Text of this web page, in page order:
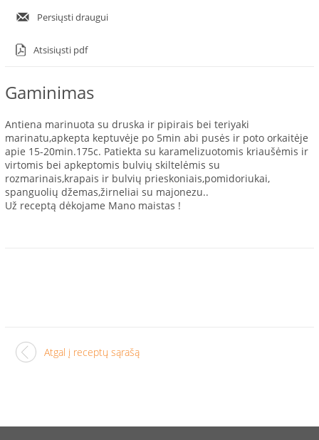
Persiųsti draugui
Atsisiųsti pdf
Gaminimas
Antiena marinuota su druska ir pipirais bei teriyaki
marinatu,apkepta keptuvėje po 5min abi pusės ir poto orkaitėje
apie 15-20min.175c. Patiekta su karamelizuotomis kriaušėmis ir
virtomis bei apkeptomis bulvių skiltelėmis su
rozmarinais,krapais ir bulvių prieskoniais,pomidoriukai,
spanguolių džemas,žirneliai su majonezu..
Už receptą dėkojame Mano maistas !
Atgal į receptų sąrašą